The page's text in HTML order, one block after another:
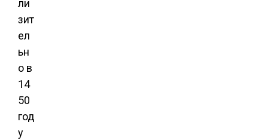
ли
зит
ел
ьн
о в
14
50
год
у